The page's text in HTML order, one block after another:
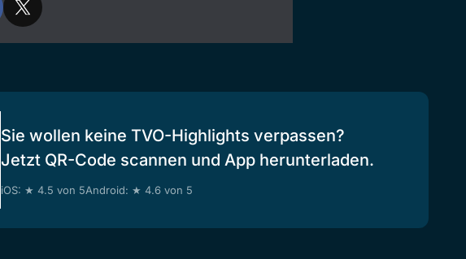
Sie wollen keine TVO-Highlights verpassen?
Jetzt QR-Code scannen und App herunterladen.
iOS: ★ 4.5 von 5Android: ★ 4.6 von 5